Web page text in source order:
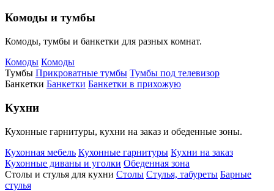
Комоды и тумбы
Комоды, тумбы и банкетки для разных комнат.
Комоды Комоды
Тумбы Прикроватные тумбы Тумбы под телевизор
Банкетки Банкетки Банкетки в прихожую
Кухни
Кухонные гарнитуры, кухни на заказ и обеденные зоны.
Кухонная мебель Кухонные гарнитуры Кухни на заказ
Кухонные диваны и уголки Обеденная зона
Столы и стулья для кухни Столы Стулья, табуреты Барные
стулья